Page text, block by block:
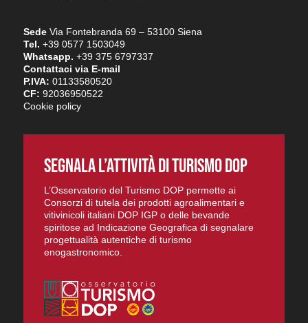
SedeVia Fontebranda 69 – 53100 Siena
Tel. +39 0577 1503049
Whatsapp. +39 375 6797337
Contattaci via E-mail
P.IVA: 01133580520
CF: 92036950522
Cookie policy
SEGNALA L’ATTIVITÀ DI TURISMO DOP
L’Osservatorio del Turismo DOP permette ai
Consorzi di tutela dei prodotti agroalimentari e
vitivinicoli italiani DOP IGP o delle bevande
spiritose ad Indicazione Geografica di segnalare
progettualità autentiche di turismo
enogastronomico.